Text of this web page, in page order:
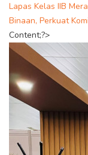
Lapas Kelas IIB
Binaan, Perkuat
Content;?>